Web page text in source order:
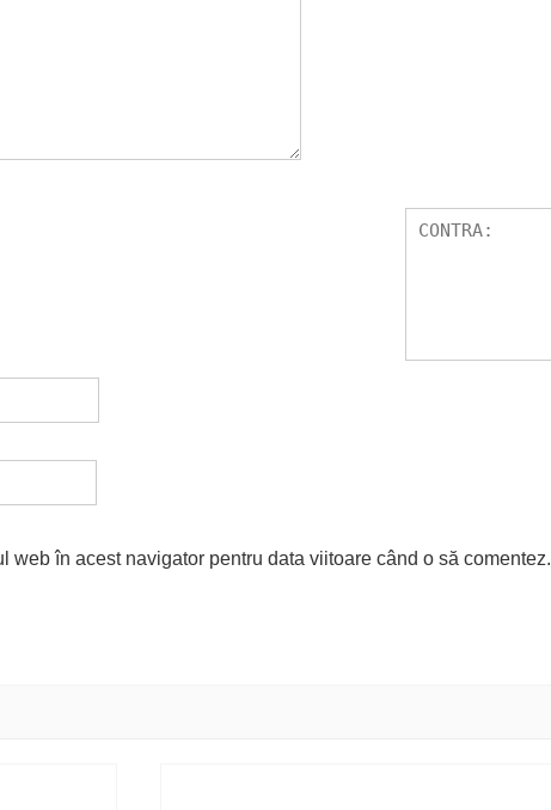
web în acest navigator pentru data viitoare când o să comentez.